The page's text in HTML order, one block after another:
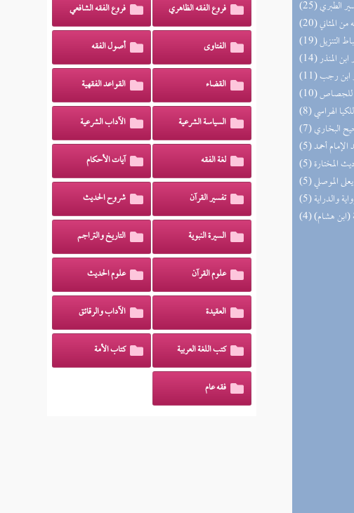
الطبري
من المثاني
التنزيل
ابن المنذر
ابن رجب
للجصاص
الهراسي
البخاري
الإمام أحمد
المختارة
يعلى الموصلي
والدراية
(ابن هشام)
فروع الفقه الظاهري فروع الفقه الشافعي
الفتاوى أصول الفقه
القضاء القواعد الفقهية
السياسة الشرعية الآداب الشرعية
لغة الفقه آيات الأحكام
تفسير القرآن شروح الحديث
السيرة النبوية التاريخ والتراجم
علوم القرآن علوم الحديث
العقيدة الآداب والرقائق
كتب اللغة العربية كتاب الأمة
فقه عام